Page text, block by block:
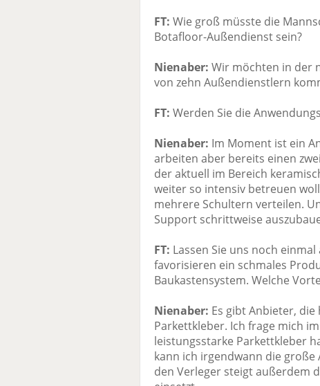
FT: Wie groß müsste die
Botafloor-Außendienst sein?
Nienaber: Wir möchten in der
von zehn Außendienstlern
FT: Werden Sie die
Nienaber: Im Moment ist ein
arbeiten aber bereits einen
der aktuell im Bereich
weiter so intensiv betreuen
mehrere Schultern verteilen.
Support schrittweise
FT: Lassen Sie uns noch
favorisieren ein schmales
Baukastensystem. Welche
Nienaber: Es gibt Anbieter,
Parkettkleber. Ich frage mich
leistungsstarke Parkettkleber
kann ich irgendwann die
den Verleger steigt außerdem